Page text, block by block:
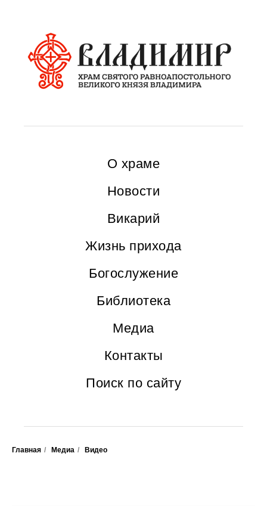
О храме
Новости
Викарий
Жизнь прихода
Богослужение
Библиотека
Медиа
Контакты
Поиск по сайту
Главная / Медиа / Видео